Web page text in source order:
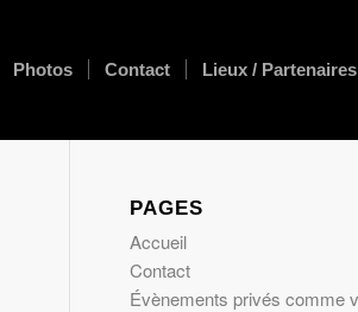
Photos Contact Lieux / Partenaires
PAGES
Accueil
Contact
Évènements privés comme